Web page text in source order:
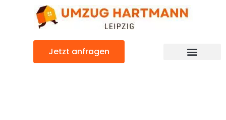
Jetzt anfragen